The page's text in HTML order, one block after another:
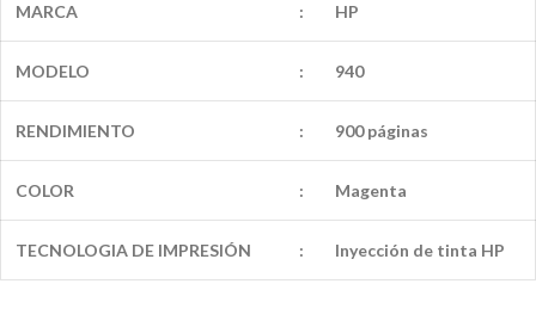
MARCA : HP
MODELO : 940
RENDIMIENTO : 900 páginas
COLOR : Magenta
TECNOLOGIA DE IMPRESIÓN : Inyección de tinta HP